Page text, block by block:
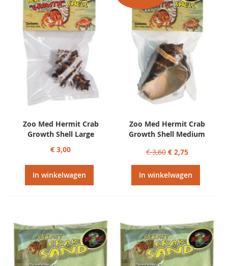
Zoo Med Hermit Crab
Growth Shell Large
€ 3,00
In winkelwagen
Zoo Med Hermit Crab
Growth Shell Medium
€ 3,60 € 2,75
In winkelwagen